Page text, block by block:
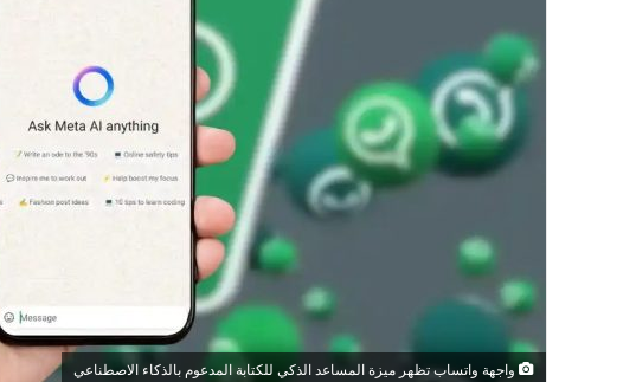
واجهة واتساب تظهر ميزة المساعد الذكي للكتابة المدعوم بالذكاء الاصطناعي